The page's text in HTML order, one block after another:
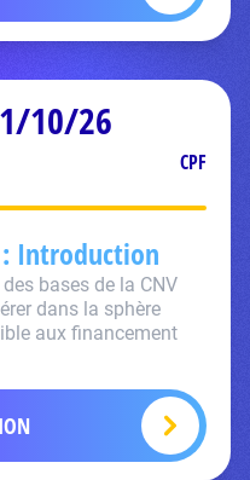
10/26
CPF
Introduction
bases de la CNV
dans la sphère
aux financement